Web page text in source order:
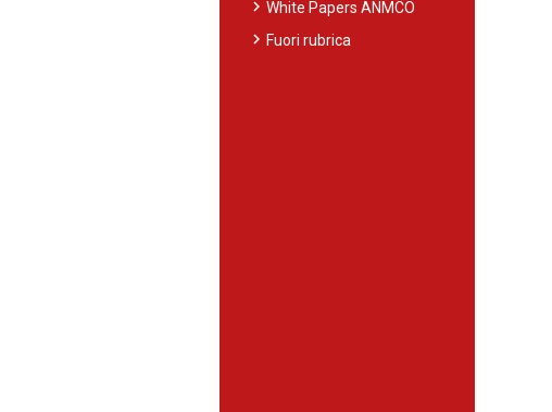
chevron_rightWhite Papers ANMCO
chevron_rightFuori rubrica